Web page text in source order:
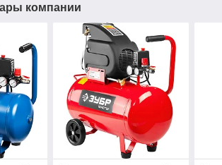
компании